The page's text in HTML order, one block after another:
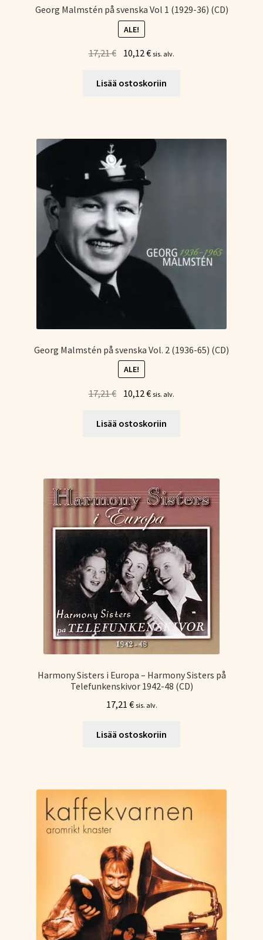
Georg Malmstén på svenska Vol 1 (1929-36) (CD)
ALE!
17,21€ Alkuperäinen
oli:
10,12€Nykyinen
on:
sis. alv.
Lisää ostoskoriin
Georg Malmstén på svenska Vol. 2 (1936-65) (CD)
ALE!
17,21€ Alkuperäinen
oli:
10,12€Nykyinen
on:
sis. alv.
Lisää ostoskoriin
Harmony Sisters i Europa – Harmony Sisters på
Telefunkenskivor 1942-48 (CD)
17,21 € sis. alv.
Lisää ostoskoriin